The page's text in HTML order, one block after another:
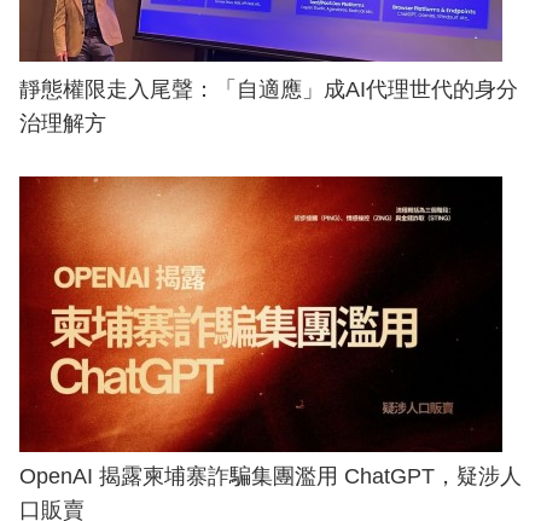
靜態權限走入尾聲：「自適應」成AI代理世代的身分
治理解方
OpenAI 揭露柬埔寨詐騙集團濫用 ChatGPT，疑涉人
口販賣